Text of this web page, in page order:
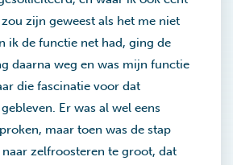
zijn geweest als het me niet
ik de functie net had, ging de
daarna weg en was mijn functie
die fascinatie voor dat
Er was al wel eens
maar toen was de stap
zelfroosteren te groot, dat